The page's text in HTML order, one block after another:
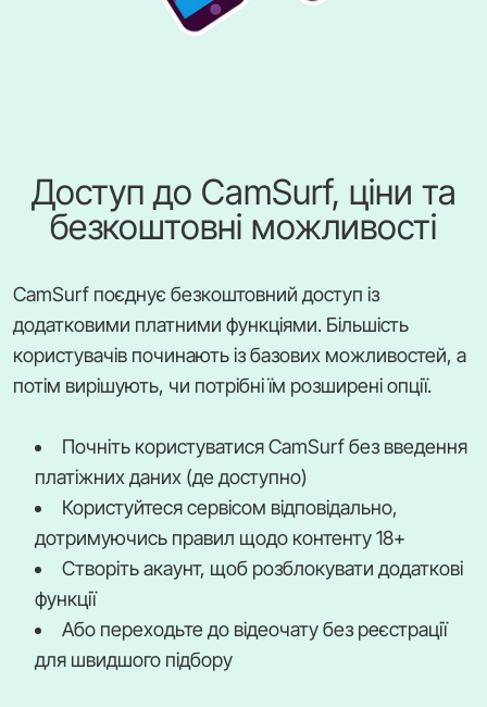
Доступ до CamSurf, ціни та
безкоштовні можливості
CamSurf поєднує безкоштовний доступ із
додатковими платними функціями. Більшість
користувачів починають із базових можливостей, а
потім вирішують, чи потрібні їм розширені опції.
Почніть користуватися CamSurf без введення
платіжних даних (де доступно)
Користуйтеся сервісом відповідально,
дотримуючись правил щодо контенту 18+
Створіть акаунт, щоб розблокувати додаткові
функції
Або переходьте до відеочату без реєстрації
для швидшого підбору